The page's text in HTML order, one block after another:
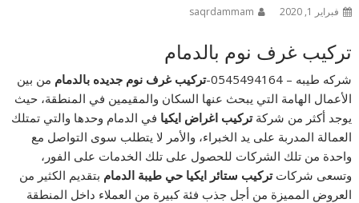
فبراير 1, 2020 saqrdammam
تركيب غرف نوم بالدمام
شركه طيبه – 0545494164- تركيب غرف نوم جديده بالدمام من بين
الأعمال الهامة التي يبحث عنها السكان والمقيمين في المنطقة، حيث
يوجد أكثر من شركةتركيب اغراض ايكيا في الدمام وحدها والتي تمتلك
العمالة المدربة على يد الخبراء، والأمر لا يتطلب سوى التواصل مع
واحدة من تلك الشركات للحصول على تلك الخدمات على الفور،
وتسعى شركاتتركيب ستائر ايكيا حي طيبة الدمام بتقديم الكثير من
العروض المميزة من أجل جذب فئة كبيرة من العملاء داخل المنطقة